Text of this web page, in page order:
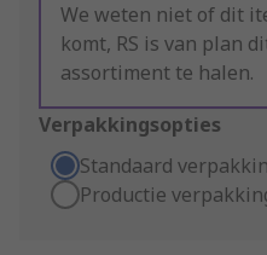
We weten niet of dit
komt, RS is van plan
assortiment te halen.
Verpakkingsopties
Standaard
Productie